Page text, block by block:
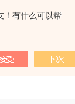
！有什么可以帮